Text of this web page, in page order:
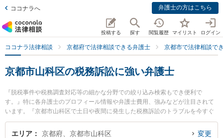
ココナラへ 弁護士の方はこちら
投稿する 探す 閲覧履歴 マイリスト ログイン
ココナラ法律相談 京都府で法律相談できる弁護士 京都市で法律相談で
京都市山科区の税務訴訟に強い弁護士
『脱税事件や税務調査対応等の細かな分野での絞り込み検索もでき便利で
す。』特に各弁護士のプロフィール情報や弁護士費用、強みなどが注目されて
います。『京都市山科区で土日や夜間に発生した税務訴訟のトラブルを今すぐ
に弁護士に相談したい』『税務訴訟のトラブル解決の実績豊富な近くの弁護士
を検索したい』『初回相談無料で税務訴訟を法律相談できる京都市山科区内の
エリア 京都府、京都市山科区 変更